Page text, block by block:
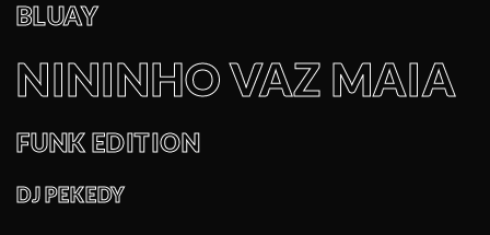
BLUAY
NININHO VAZ MAIA
FUNK EDITION
DJ PEKEDY